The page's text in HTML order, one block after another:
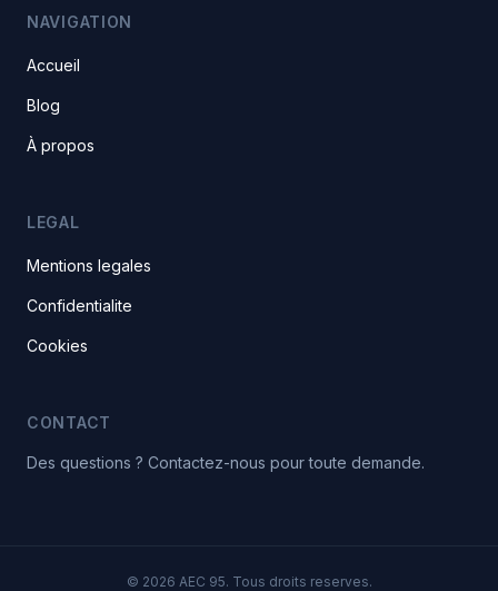
NAVIGATION
Accueil
Blog
À propos
LEGAL
Mentions legales
Confidentialite
Cookies
CONTACT
Des questions ? Contactez-nous pour toute demande.
© 2026 AEC 95. Tous droits reserves.